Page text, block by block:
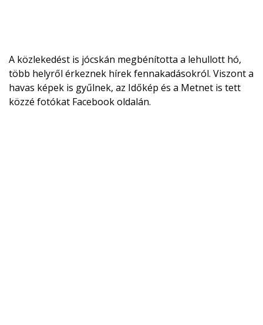
A közlekedést is jócskán megbénította a lehullott hó,
több helyről érkeznek hírek fennakadásokról. Viszont a
havas képek is gyűlnek, az Időkép és a Metnet is tett
közzé fotókat Facebook oldalán.